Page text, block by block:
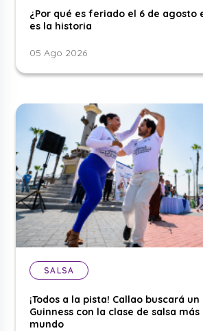
¿Por qué es feriado el 6 de agosto
es la historia
05 Ago 2026
SALSA
¡Todos a la pista! Callao buscará un
Guinness con la clase de salsa
mundo